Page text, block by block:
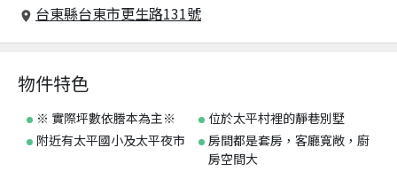
台東縣台東市更生路131號
物件特色
※ 實際坪數依謄本為主※
位於太平村裡的靜巷別墅
附近有太平國小及太平夜市
房間都是套房，客廳寬敞，廚
房空間大